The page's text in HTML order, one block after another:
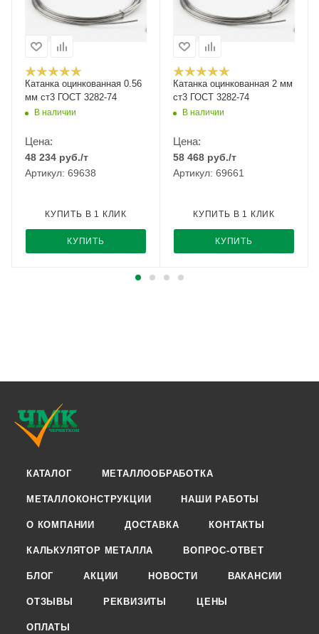
Катанка оцинкованная 0.56
мм ст3 ГОСТ 3282-74
В наличии
Цена:
48 234 руб./т
Артикул: 69638
КУПИТЬ
КУПИТЬ В 1 КЛИК
Катанка оцинкованная 2 мм
ст3 ГОСТ 3282-74
В наличии
Цена:
58 468 руб./т
Артикул: 69661
КУПИТЬ
КУПИТЬ В 1 КЛИК
КАТАЛОГ МЕТАЛЛООБРАБОТКА
МЕТАЛЛОКОНСТРУКЦИИ НАШИ РАБОТЫ
О КОМПАНИИ ДОСТАВКА КОНТАКТЫ
КАЛЬКУЛЯТОР МЕТАЛЛА ВОПРОС-ОТВЕТ
БЛОГ АКЦИИ НОВОСТИ ВАКАНСИИ
ОТЗЫВЫ РЕКВИЗИТЫ ЦЕНЫ
ОПЛАТЫ